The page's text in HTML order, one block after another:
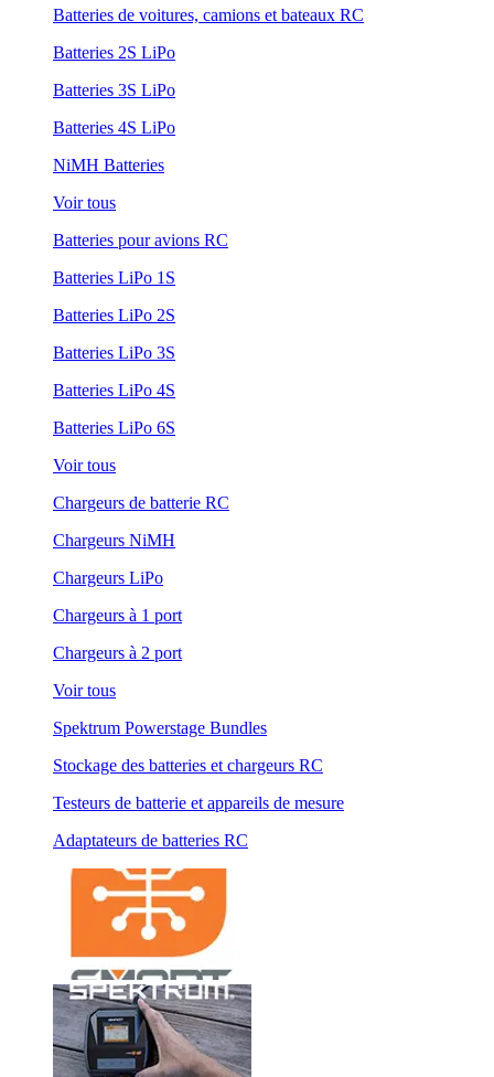
Batteries de voitures, camions et bateaux RC
Batteries 2S LiPo
Batteries 3S LiPo
Batteries 4S LiPo
NiMH Batteries
Voir tous
Batteries pour avions RC
Batteries LiPo 1S
Batteries LiPo 2S
Batteries LiPo 3S
Batteries LiPo 4S
Batteries LiPo 6S
Voir tous
Chargeurs de batterie RC
Chargeurs NiMH
Chargeurs LiPo
Chargeurs à 1 port
Chargeurs à 2 port
Voir tous
Spektrum Powerstage Bundles
Stockage des batteries et chargeurs RC
Testeurs de batterie et appareils de mesure
Adaptateurs de batteries RC